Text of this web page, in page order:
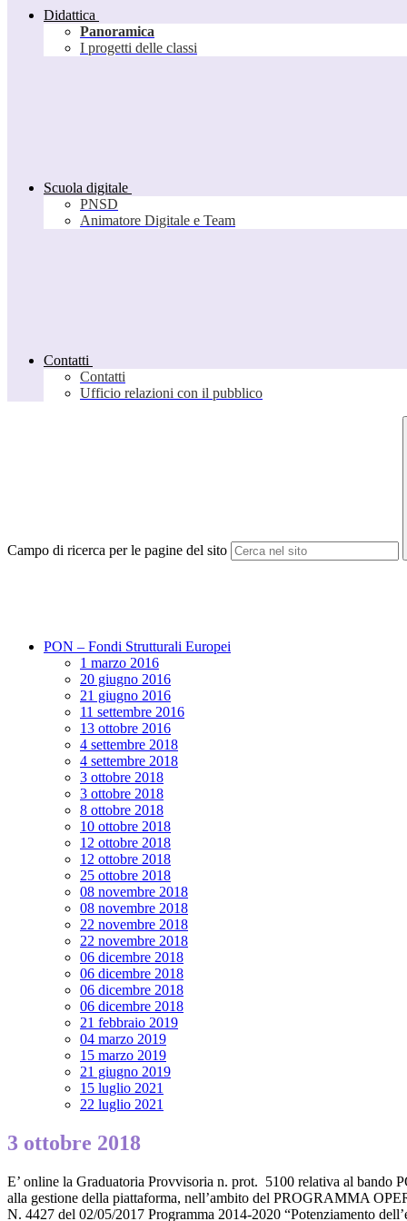
Didattica
Panoramica
I progetti delle classi
Scuola digitale
PNSD
Animatore Digitale e Team
Contatti
Contatti
Ufficio relazioni con il pubblico
Campo di ricerca per le pagine del sito
PON – Fondi Strutturali Europei
1 marzo 2016
20 giugno 2016
21 giugno 2016
11 settembre 2016
13 ottobre 2016
4 settembre 2018
4 settembre 2018
3 ottobre 2018
3 ottobre 2018
8 ottobre 2018
10 ottobre 2018
12 ottobre 2018
12 ottobre 2018
25 ottobre 2018
08 novembre 2018
08 novembre 2018
22 novembre 2018
22 novembre 2018
06 dicembre 2018
06 dicembre 2018
06 dicembre 2018
06 dicembre 2018
21 febbraio 2019
04 marzo 2019
15 marzo 2019
21 giugno 2019
15 luglio 2021
22 luglio 2021
3 ottobre 2018
E’ online la Graduatoria Provvisoria n. prot. 5100 relativa al bando
alla gestione della piattaforma, nell’ambito del PROGRAMMA
N. 4427 del 02/05/2017 Programma 2014-2020 “Potenziamento